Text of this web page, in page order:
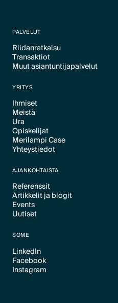
PALVELUT
Riidanratkaisu
Text Link
Transaktiot
Text Link
Muut asiantuntijapalvelut
YRITYS
Ihmiset
Text Link
Meistä
Text Link
Ura
Text Link
Opiskelijat
Text Link
Merilampi Case
Text Link
Yhteystiedot
AJANKOHTAISTA
Referenssit
Text Link
Artikkelit ja blogit
Text Link
Events
Text Link
Uutiset
SOME
LinkedIn
Text Link
Facebook
Text Link
Instagram